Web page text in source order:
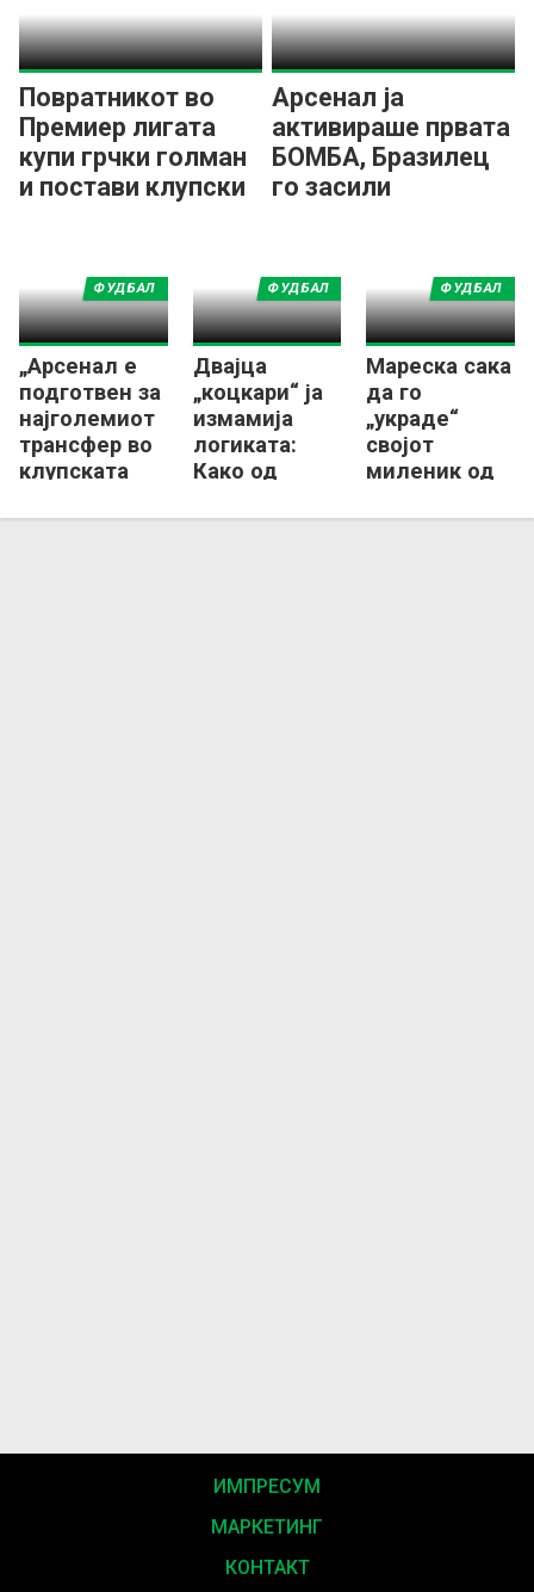
Повратникот во
Премиер лигата
купи грчки голман
и постави клупски
Арсенал ја
активираше првата
БОМБА, Бразилец
го засили
„Арсенал е
подготвен за
најголемиот
трансфер во
клупската
ФУДБАЛ
Двајца
„коцкари“ ја
измамија
логиката:
Како од
станаа хит во
ФУДБАЛ
Мареска сака
да го
„украде“
својот
миленик од
Сити
ФУДБАЛ
ИМПРЕСУМ
МАРКЕТИНГ
КОНТАКТ